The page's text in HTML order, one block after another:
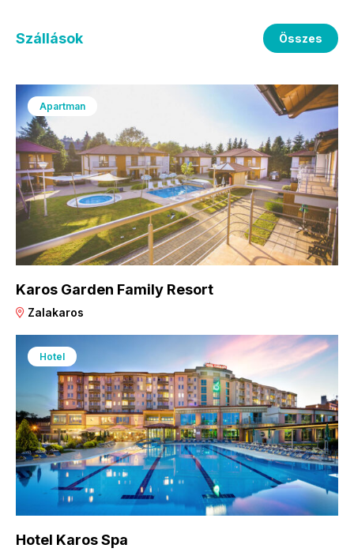
Szállások Összes
Apartman
Karos Garden Family Resort
Zalakaros
Hotel
Hotel Karos Spa